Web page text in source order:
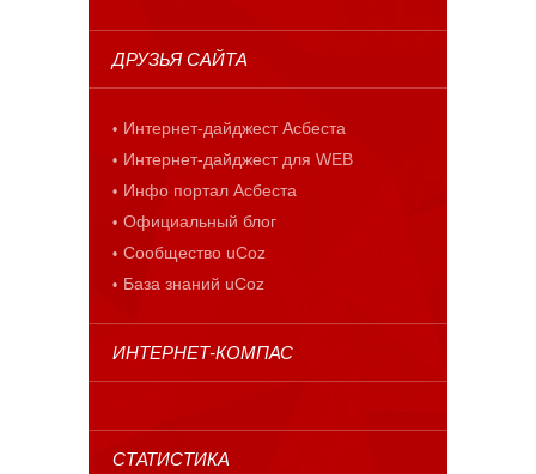
ДРУЗЬЯ САЙТА
Интернет-дайджест Асбеста
Интернет-дайджест для WEB
Инфо портал Асбеста
Официальный блог
Сообщество uCoz
База знаний uCoz
ИНТЕРНЕТ-КОМПАС
СТАТИСТИКА